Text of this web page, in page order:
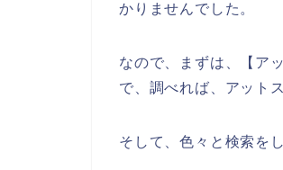
かりませんでした。
なので、まずは、【ア
で、調べれば、アット
そして、色々と検索を